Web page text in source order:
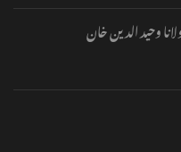
وحید الدین خان